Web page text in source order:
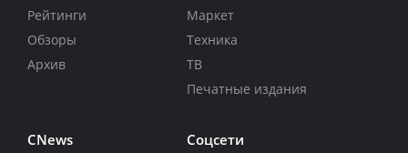
Рейтинги
Обзоры
Архив
Маркет
Техника
ТВ
Печатные издания
CNews Соцсети